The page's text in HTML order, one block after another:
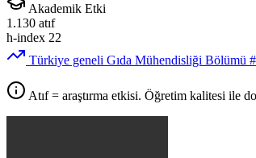
Akademik Etki
1.130 atıf
h-index 22
Türkiye geneli Gıda Mühendisliği Bölümü
Atıf = araştırma etkisi. Öğretim kalitesi ile